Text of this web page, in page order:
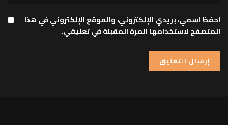
احفظ اسمي، بريدي الإلكتروني، والموقع الإلكتروني في هذا
المتصفح لاستخدامها المرة المقبلة في تعليقي.